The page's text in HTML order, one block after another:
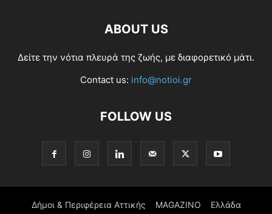
ABOUT US
Δείτε την νότια πλευρά της ζωής, με διαφορετικό μάτι.
Contact us: info@notioi.gr
FOLLOW US
Δήμοι & Περιφέρεια Αττικής MAGAZINO Ελλάδα